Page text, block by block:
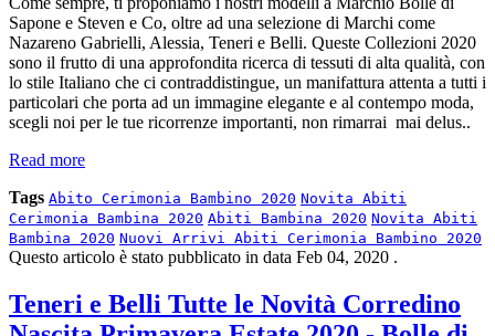
Sapone e Steven e Co, oltre ad una selezione di Marchi come
Nazareno Gabrielli, Alessia, Teneri e Belli. Queste Collezioni 2020
sono il frutto di una approfondita ricerca di tessuti di alta qualità, con
lo stile Italiano che ci contraddistingue, un manifattura attenta a tutti i
particolari che porta ad un immagine elegante e al contempo moda,
scegli noi per le tue ricorrenze importanti, non rimarrai mai delus..
Read more
Tags Abito Cerimonia Bambino 2020 Novita Abiti
Cerimonia Bambina 2020 Abiti Bambina 2020 Novita Abiti
Bambina 2020 Nuovi Arrivi Abiti Cerimonia Bambino 2020
Questo articolo è stato pubblicato in data Feb 04, 2020 .
Teneri e Belli Tutte le Novità Corredino